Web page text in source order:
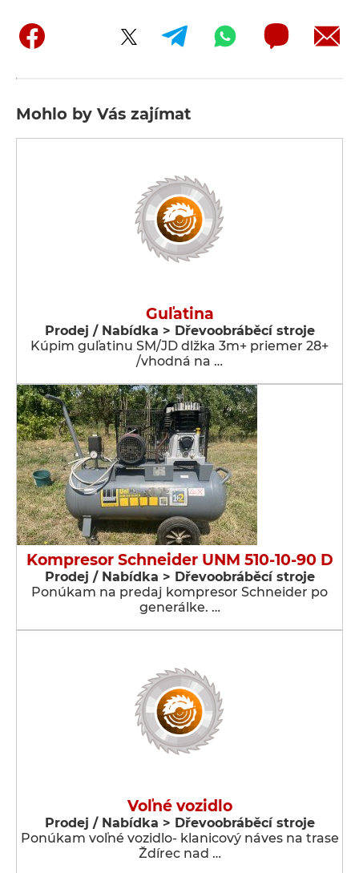
Mohlo by Vás zajímat
Guľatina
Prodej / Nabídka > Dřevoobráběcí stroje
Kúpim guľatinu SM/JD dlžka 3m+ priemer 28+
/vhodná na …
Kompresor Schneider UNM 510-10-90 D
Prodej / Nabídka > Dřevoobráběcí stroje
Ponúkam na predaj kompresor Schneider po
generálke. …
Voľné vozidlo
Prodej / Nabídka > Dřevoobráběcí stroje
Ponúkam voľné vozidlo- klanicový náves na trase
Ždírec nad …